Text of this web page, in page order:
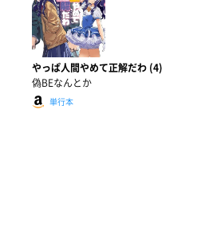
やっぱ人間やめて正解だわ (4)
偽BEなんとか
単行本